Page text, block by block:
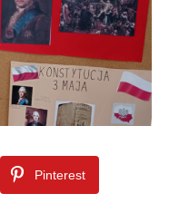
Pinterest